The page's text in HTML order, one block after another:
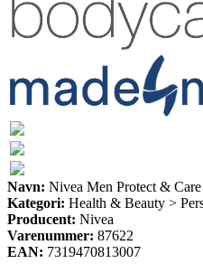
Navn: Nivea Men Protect &
Kategori: Health & Beauty >
Producent: Nivea
Varenummer: 87622
EAN: 7319470813007